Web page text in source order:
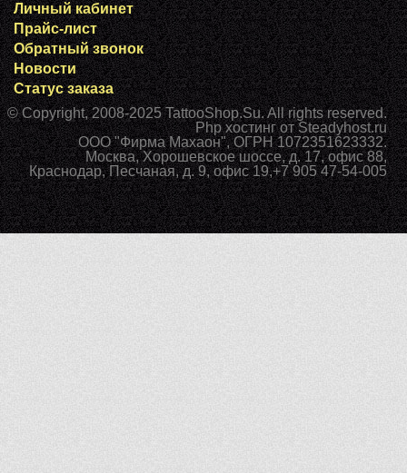
Личный кабинет
Прайс-лист
Обратный звонок
Новости
Статус заказа
© Copyright, 2008-2025TattooShop.Su. All rights reserved.
Php хостингот Steadyhost.ru
ООО "Фирма Махаон", ОГРН 1072351623332.
Москва,Хорошевское шоссе, д. 17, офис 88,
Краснодар,Песчаная, д. 9, офис 19,+7 905 47-54-005